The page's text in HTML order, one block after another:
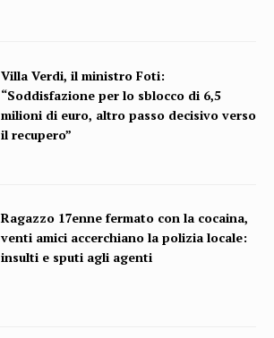
Villa Verdi, il ministro Foti:
“Soddisfazione per lo sblocco di 6,5
milioni di euro, altro passo decisivo verso
il recupero”
Ragazzo 17enne fermato con la cocaina,
venti amici accerchiano la polizia locale:
insulti e sputi agli agenti